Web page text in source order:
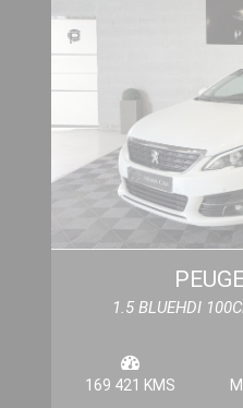
1.5 BLUEHDI
169 421 KMS